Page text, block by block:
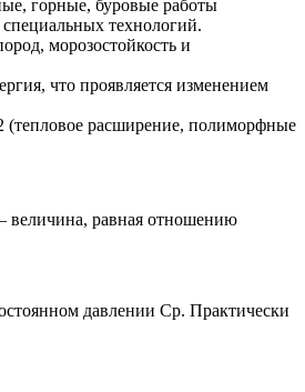
горные, буровые работы
технологий.
морозостойкость и
что проявляется изменением
(тепловое расширение, полиморфные
величина, равная отношению
давлении Ср. Практически